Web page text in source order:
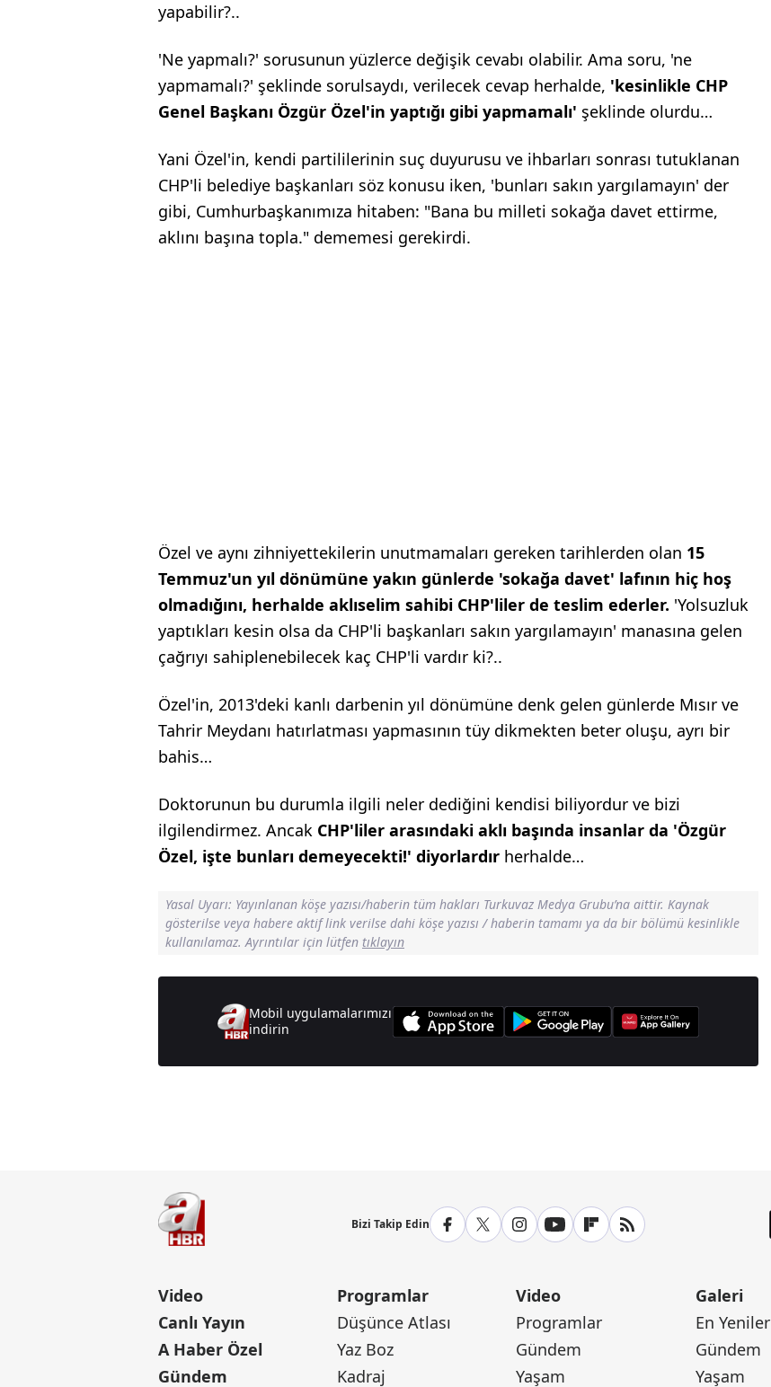
yapabilir?..
'Ne yapmalı?' sorusunun yüzlerce değişik cevabı olabilir. Ama soru, 'ne
yapmamalı?' şeklinde sorulsaydı, verilecek cevap herhalde, 'kesinlikle CHP
Genel Başkanı Özgür Özel'in yaptığı gibi yapmamalı' şeklinde olurdu…
Yani Özel'in, kendi partililerinin suç duyurusu ve ihbarları sonrası tutuklanan
CHP'li belediye başkanları söz konusu iken, 'bunları sakın yargılamayın' der
gibi, Cumhurbaşkanımıza hitaben: "Bana bu milleti sokağa davet ettirme,
aklını başına topla." dememesi gerekirdi.
Özel ve aynı zihniyettekilerin unutmamaları gereken tarihlerden olan 15
Temmuz'un yıl dönümüne yakın günlerde 'sokağa davet' lafının hiç hoş
olmadığını, herhalde aklıselim sahibi CHP'liler de teslim ederler. 'Yolsuzluk
yaptıkları kesin olsa da CHP'li başkanları sakın yargılamayın' manasına gelen
çağrıyı sahiplenebilecek kaç CHP'li vardır ki?..
Özel'in, 2013'deki kanlı darbenin yıl dönümüne denk gelen günlerde Mısır ve
Tahrir Meydanı hatırlatması yapmasının tüy dikmekten beter oluşu, ayrı bir
bahis…
Doktorunun bu durumla ilgili neler dediğini kendisi biliyordur ve bizi
ilgilendirmez. Ancak CHP'liler arasındaki aklı başında insanlar da 'Özgür
Özel, işte bunları demeyecekti!' diyorlardır herhalde…
Yasal Uyarı: Yayınlanan köşe yazısı/haberin tüm hakları Turkuvaz Medya Grubu’na aittir. Kaynak
gösterilse veya habere aktif link verilse dahi köşe yazısı / haberin tamamı ya da bir bölümü kesinlikle
kullanılamaz. Ayrıntılar için lütfen tıklayın
Mobil uygulamalarımızı
indirin
Bizi Takip Edin
Video
Canlı Yayın
A Haber Özel
Gündem
Programlar
Düşünce Atlası
Yaz Boz
Kadraj
Video
Programlar
Gündem
Yaşam
Galeri
En Yeniler
Gündem
Yaşam